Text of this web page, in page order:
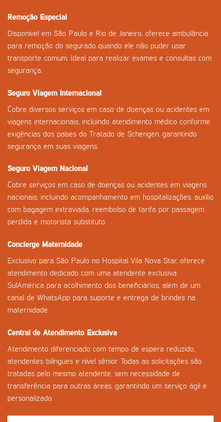
Remoção Especial
Disponível em São Paulo e Rio de Janeiro, oferece ambulância
para remoção do segurado quando ele não puder usar
transporte comum. Ideal para realizar exames e consultas com
segurança.
Seguro Viagem Internacional
Cobre diversos serviços em caso de doenças ou acidentes em
viagens internacionais, incluindo atendimento médico conforme
exigências dos países do Tratado de Schengen, garantindo
segurança em suas viagens.
Seguro Viagem Nacional
Cobre serviços em caso de doenças ou acidentes em viagens
nacionais, incluindo acompanhamento em hospitalizações, auxílio
com bagagem extraviada, reembolso de tarifa por passagem
perdida e motorista substituto.
Concierge Maternidade
Exclusivo para São Paulo no Hospital Vila Nova Star, oferece
atendimento dedicado com uma atendente exclusiva
SulAmérica para acolhimento dos beneficiários, além de um
canal de WhatsApp para suporte e entrega de brindes na
maternidade.
Central de Atendimento Exclusiva
Atendimento diferenciado com tempo de espera reduzido,
atendentes bilíngues e nível sênior. Todas as solicitações são
tratadas pelo mesmo atendente, sem necessidade de
transferência para outras áreas, garantindo um serviço ágil e
personalizado.